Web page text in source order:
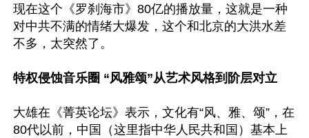
现在这个《罗刹海市》80亿的播放量，这就是一种
对中共不满的情绪大爆发，这个和北京的大洪水差
不多，太突然了。
特权侵蚀音乐圈 “风雅颂”从艺术风格到阶层对立
大雄在《菁英论坛》表示，文化有“风、雅、颂”，在
80代以前，中国（这里指中华人民共和国）基本上